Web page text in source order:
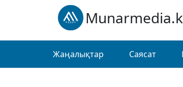
Жаңалықтар Саясат